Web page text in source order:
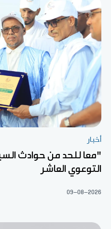
أخبار
"معا للحد من حوادث
التوعوي العاشر
09-08-2026